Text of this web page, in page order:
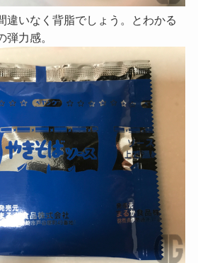
違いなく背脂でしょう。とわかる
力感。